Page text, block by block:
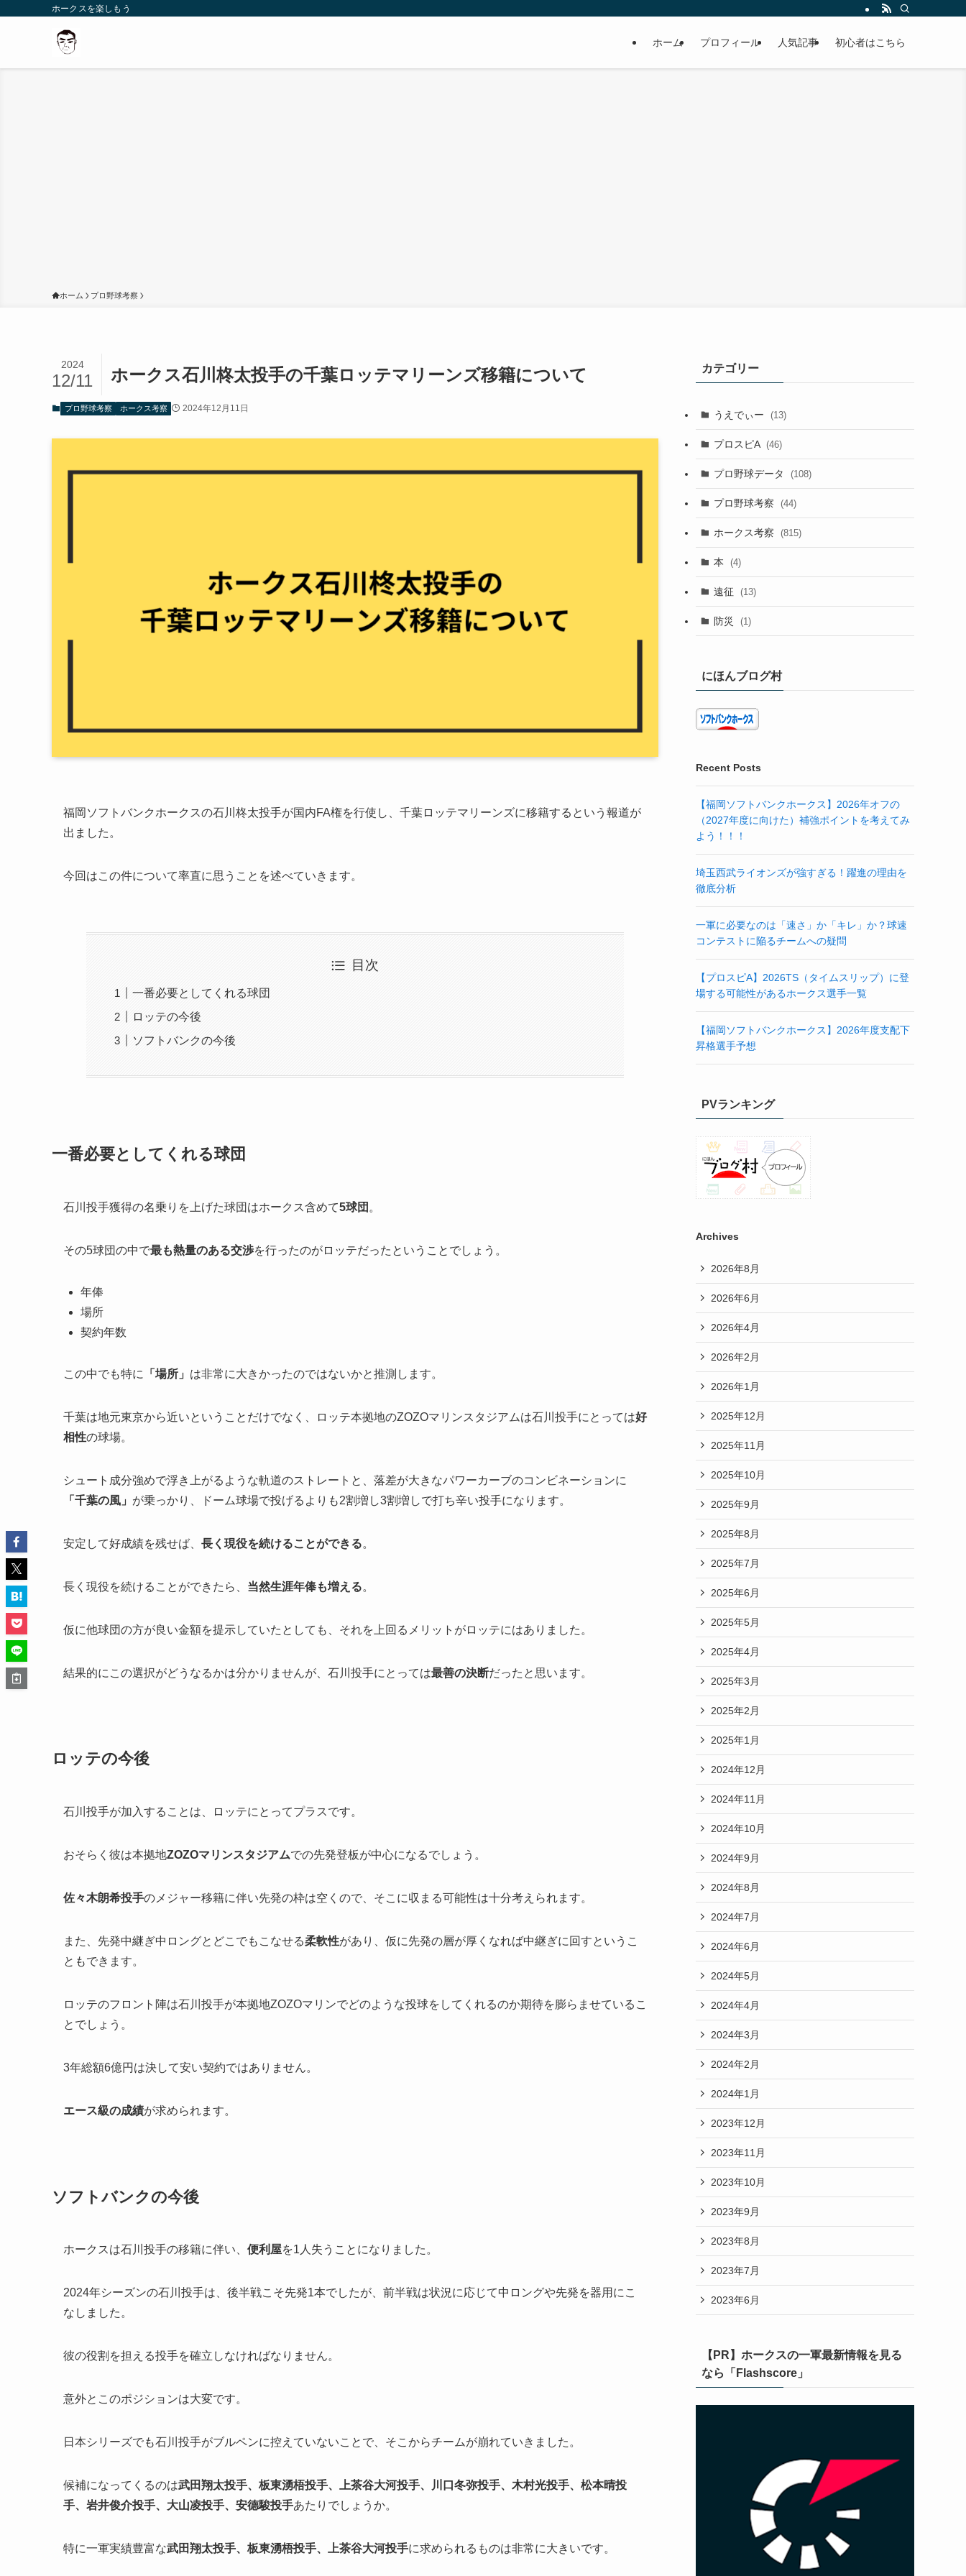
ホークスを楽しもう
ホーム プロフィール 人気記事 初心者はこちら
ホーム プロ野球考察
ホークス石川柊太投手の千葉ロッテマリーンズ移籍について
2024
12/11
プロ野球考察 ホークス考察 2024年12月11日
福岡ソフトバンクホークスの石川柊太投手が国内FA権を行使し、千葉ロッテマリーンズに移籍するという報道が
出ました。
今回はこの件について率直に思うことを述べていきます。
目次
一番必要としてくれる球団
ロッテの今後
ソフトバンクの今後
一番必要としてくれる球団
石川投手獲得の名乗りを上げた球団はホークス含めて5球団 。
その5球団の中で最も熱量のある交渉を行ったのがロッテだったということでしょう。
年俸
場所
契約年数
この中でも特に 「場所」 は非常に大きかったのではないかと推測します。
千葉は地元東京から近いということだけでなく、ロッテ本拠地のZOZOマリンスタジアムは石川投手にとっては好
相性の球場。
シュート成分強めで浮き上がるような軌道のストレートと、落差が大きなパワーカーブのコンビネーションに
「千葉の風」 が乗っかり、ドーム球場で投げるよりも2割増し3割増しで打ち辛い投手になります。
安定して好成績を残せば、 長く現役を続けることができる。
長く現役を続けることができたら、 当然生涯年俸も増える。
仮に他球団の方が良い金額を提示していたとしても、それを上回るメリットがロッテにはありました。
結果的にこの選択がどうなるかは分かりませんが、石川投手にとっては最善の決断だったと思います。
ロッテの今後
石川投手が加入することは、ロッテにとってプラスです。
おそらく彼は本拠地ZOZOマリンスタジアムでの先発登板が中心になるでしょう。
佐々木朗希投手のメジャー移籍に伴い先発の枠は空くので、そこに収まる可能性は十分考えられます。
また、先発中継ぎ中ロングとどこでもこなせる柔軟性があり、仮に先発の層が厚くなれば中継ぎに回すというこ
ともできます。
ロッテのフロント陣は石川投手が本拠地ZOZOマリンでどのような投球をしてくれるのか期待を膨らませているこ
とでしょう。
3年総額6億円は決して安い契約ではありません。
エース級の成績が求められます。
ソフトバンクの今後
ホークスは石川投手の移籍に伴い、 便利屋を1人失うことになりました。
2024年シーズンの石川投手は、後半戦こそ先発1本でしたが、前半戦は状況に応じて中ロングや先発を器用にこ
なしました。
彼の役割を担える投手を確立しなければなりません。
意外とこのポジションは大変です。
日本シリーズでも石川投手がブルペンに控えていないことで、そこからチームが崩れていきました。
候補になってくるのは武田翔太投手、板東湧梧投手、上茶谷大河投手、川口冬弥投手、木村光投手、松本晴投
手、岩井俊介投手、大山凌投手、安德駿投手あたりでしょうか。
特に一軍実績豊富な武田翔太投手、板東湧梧投手、上茶谷大河投手に求められるものは非常に大きいです。
カテゴリー
うえでぃー (13)
プロスピA (46)
プロ野球データ (108)
プロ野球考察 (44)
ホークス考察 (815)
本 (4)
遠征 (13)
防災 (1)
にほんブログ村
Recent Posts
【福岡ソフトバンクホークス】2026年オフの
（2027年度に向けた）補強ポイントを考えてみ
よう！！！
埼玉西武ライオンズが強すぎる！躍進の理由を
徹底分析
一軍に必要なのは「速さ」か「キレ」か？球速
コンテストに陥るチームへの疑問
【プロスピA】2026TS（タイムスリップ）に登
場する可能性があるホークス選手一覧
【福岡ソフトバンクホークス】2026年度支配下
昇格選手予想
PVランキング
Archives
2026年8月
2026年6月
2026年4月
2026年2月
2026年1月
2025年12月
2025年11月
2025年10月
2025年9月
2025年8月
2025年7月
2025年6月
2025年5月
2025年4月
2025年3月
2025年2月
2025年1月
2024年12月
2024年11月
2024年10月
2024年9月
2024年8月
2024年7月
2024年6月
2024年5月
2024年4月
2024年3月
2024年2月
2024年1月
2023年12月
2023年11月
2023年10月
2023年9月
2023年8月
2023年7月
2023年6月
【PR】ホークスの一軍最新情報を見る
なら「Flashscore」